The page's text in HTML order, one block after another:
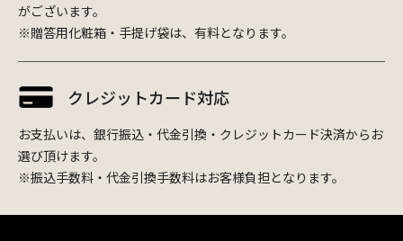
がございます。
※贈答用化粧箱・手提げ袋は、有料となります。
クレジットカード対応
お支払いは、銀行振込・代金引換・クレジットカード決済からお
選び頂けます。
※振込手数料・代金引換手数料はお客様負担となります。